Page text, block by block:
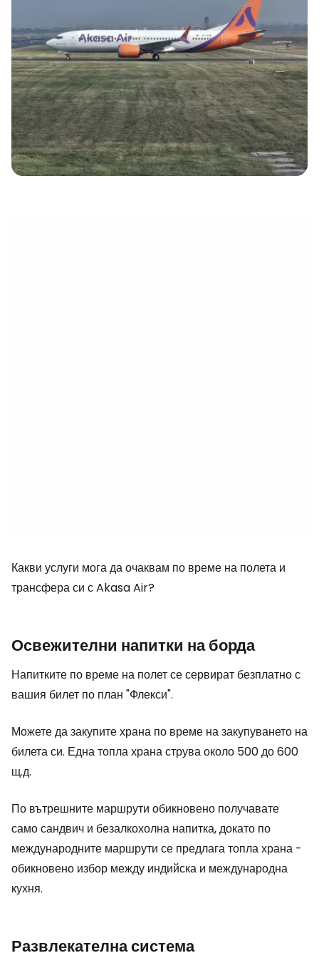
Какви услуги мога да очаквам по време на полета и
трансфера си с Akasa Air?
Освежителни напитки на борда
Напитките по време на полет се сервират безплатно с
вашия билет по план "Флекси".
Можете да закупите храна по време на закупуването на
билета си. Една топла храна струва около 500 до 600
щ.д.
По вътрешните маршрути обикновено получавате
само сандвич и безалкохолна напитка, докато по
международните маршрути се предлага топла храна -
обикновено избор между индийска и международна
кухня.
Развлекателна система